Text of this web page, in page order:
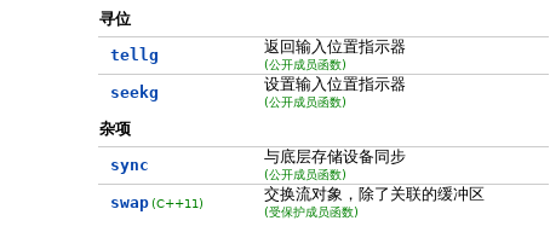
寻位
tellg
返回输入位置指示器
(公开成员函数)
seekg 设置输入位置指示器
(公开成员函数)
杂项
sync
与底层存储设备同步
(公开成员函数)
swap (C++11) 交换流对象，除了关联的缓冲区
(受保护成员函数)